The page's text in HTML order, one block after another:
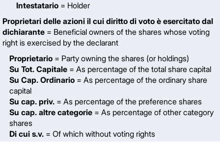
Intestatario = Holder
Proprietari delle azioni il cui diritto di voto è esercitato dal
dichiarante = Beneficial owners of the shares whose voting
right is exercised by the declarant
Proprietario = Party owning the shares (or holdings)
Su Tot. Capitale = As percentage of the total share capital
Su Cap. Ordinario = As percentage of the ordinary share
capital
Su cap. priv. = As percentage of the preference shares
Su cap. altre categorie = As percentage of other category
shares
Di cui s.v. = Of which without voting rights